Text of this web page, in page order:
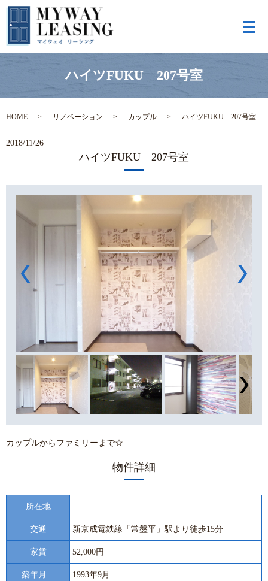
メ
ハイツFUKU 207号室
HOME リノベーション カップル ハイツFUKU 207号室
2018/11/26
ハイツFUKU 207号室
カップルからファミリーまで☆
物件詳細
所在地
交通 新京成電鉄線「常盤平」駅より徒歩15分
家賃 52,000円
築年月 1993年9月